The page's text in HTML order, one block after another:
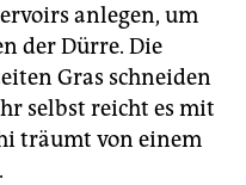
anlegen, um
der Dürre. Die
Gras schneiden
selbst reicht es mit
träumt von einem